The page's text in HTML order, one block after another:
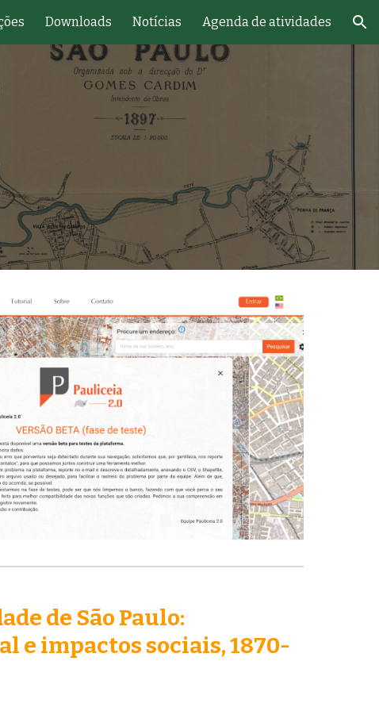
Downloads Notícias Agenda de atividades
de São Paulo:
e impactos sociais, 1870-